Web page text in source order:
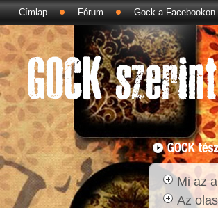
Címlap Fórum Gock a Facebookon
Mi az
Az